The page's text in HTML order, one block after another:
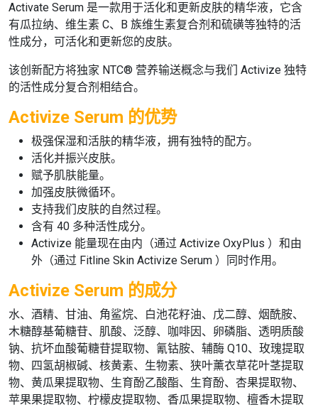
Activate Serum 是一款用于活化和更新皮肤的精华液，它含
有瓜拉纳、维生素 C、B 族维生素复合剂和硫磺等独特的活
性成分，可活化和更新您的皮肤。
该创新配方将独家 NTC® 营养输送概念与我们 Activize 独特
的活性成分复合剂相结合。
Activize Serum 的优势
极强保湿和活肤的精华液，拥有独特的配方。
活化并振兴皮肤。
赋予肌肤能量。
加强皮肤微循环。
支持我们皮肤的自然过程。
含有 40 多种活性成分。
Activize 能量现在由内（通过 Activize OxyPlus ）和由
外（通过 Fitline Skin Activize Serum ）同时作用。
Activize Serum 的成分
水、酒精、甘油、角鲨烷、白池花籽油、戊二醇、烟酰胺、
木糖醇基葡糖苷、肌酸、泛醇、咖啡因、卵磷脂、透明质酸
钠、抗坏血酸葡糖苷提取物、氰钴胺、辅酶 Q10、玫瑰提取
物、四氢胡椒碱、核黄素、生物素、狭叶薰衣草花叶茎提取
物、黄瓜果提取物、生育酚乙酸酯、生育酚、杏果提取物、
苹果果提取物、柠檬皮提取物、香瓜果提取物、檀香木提取